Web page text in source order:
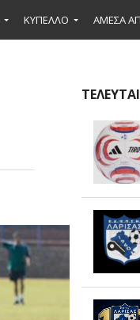
ΚΥΠΕΛΛΟ ΑΜΕΣΑ